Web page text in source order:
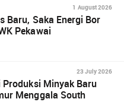
1 August 2026
Baru, Saka Energi Bor
Pekawai
23 July 2026
Minyak Baru
Menggala South